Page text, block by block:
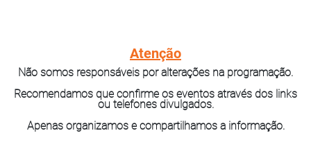
Atenção
Não somos responsáveis por alterações na programação.
Recomendamos que confirme os eventos através dos links
ou telefones divulgados.
Apenas organizamos e compartilhamos a informação.